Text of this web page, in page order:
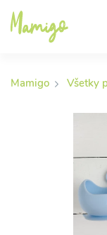
Mamigo Všetky